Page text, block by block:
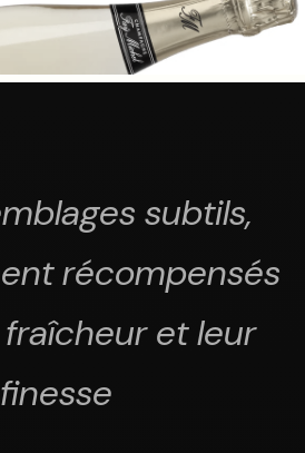
subtils,
récompensés
et leur
finesse